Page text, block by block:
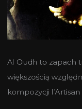
Al Oudh to zapach
większością
kompozycji